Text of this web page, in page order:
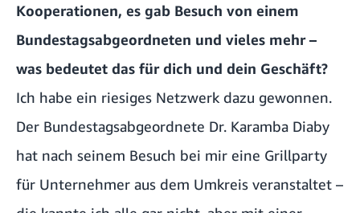
Kooperationen, es gab Besuch von einem
Bundestagsabgeordneten und vieles mehr –
was bedeutet das für dich und dein Geschäft?
Ich habe ein riesiges Netzwerk dazu gewonnen.
Der Bundestagsabgeordnete Dr. Karamba Diaby
hat nach seinem Besuch bei mir eine Grillparty
für Unternehmer aus dem Umkreis veranstaltet –